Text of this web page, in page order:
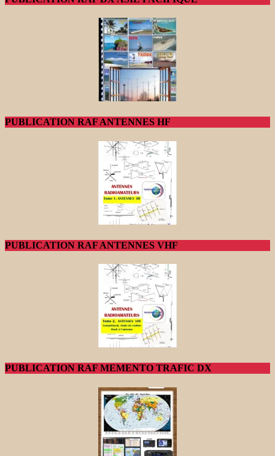
PUBLICATION RAF ANTENNES HF
PUBLICATION RAF ANTENNES VHF
PUBLICATION RAF MEMENTO TRAFIC DX